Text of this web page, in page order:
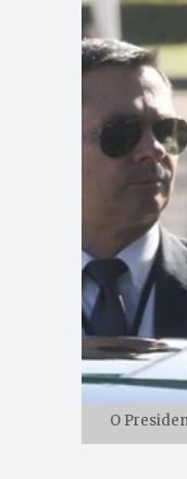
O